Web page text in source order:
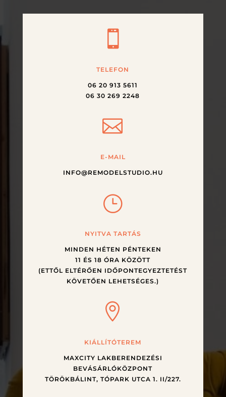

TELEFON
06 20 913 5611
06 30 269 2248

E-MAIL
INFO@REMODELSTUDIO.HU
}
NYITVA TARTÁS
MINDEN HÉTEN PÉNTEKEN
11 ÉS 18 ÓRA KÖZÖTT
(ETTŐL ELTÉRŐEN IDŐPONTEGYEZTETÉST
KÖVETŐEN LEHETSÉGES.)

KIÁLLÍTÓTEREM
MAXCITY LAKBERENDEZÉSI
BEVÁSÁRLÓKÖZPONT
TÖRÖKBÁLINT, TÓPARK UTCA 1. II/227.